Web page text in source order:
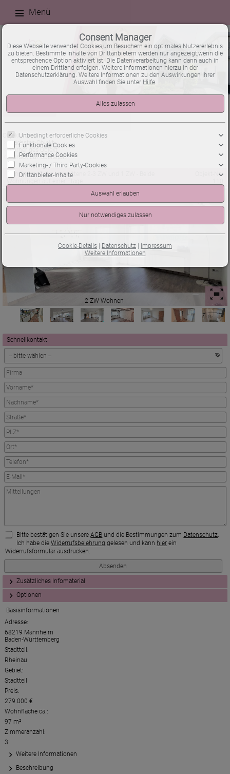
Menü
Neueste Objekte
Objekt von 9
Nächstes Objekt
Vorheriges Objekt
Zurück zur Übersicht
Mannheim: Gut geschnittene 2-3 ZW und 1 ZW - Beide
Objekt-Nr.:
verkauft
2 ZW Wohnen
Schnellkontakt
Bitte bestätigen Sie unsereAGB und die Bestimmungen zum Datenschutz.
Ich habe dieWiderrufsbelehrung gelesen und kann hier ein
Widerrufsformular ausdrucken.
Zusätzliches Infomaterial
Optionen
Basisinformationen
Adresse:
68219 Mannheim
Baden-Württemberg
Stadtteil:
Rheinau
Gebiet:
Stadtteil
Preis:
279.000 €
Wohnfläche ca.:
97 m²
Zimmeranzahl:
3
Weitere Informationen
Beschreibung
Consent Manager
Diese Webseite verwendet Cookies,um Besuchern ein optimales Nutzererlebnis
zu bieten. Bestimmte Inhalte von Drittanbietern werden nur angezeigt,wenn die
entsprechende Option aktiviert ist. Die Datenverarbeitung kann dann auch in
einem Drittland erfolgen. Weitere Informationen hierzu in der
Datenschutzerklärung. Weitere Informationen zu den Auswirkungen Ihrer
Auswahl finden Sie unter Hilfe.
Unbedingt erforderliche Cookies
Funktionale Cookies
Performance Cookies
Marketing- / Third Party-Cookies
Drittanbieter-Inhalte
Cookie-Details Datenschutz
Impressum
Weitere Informationen